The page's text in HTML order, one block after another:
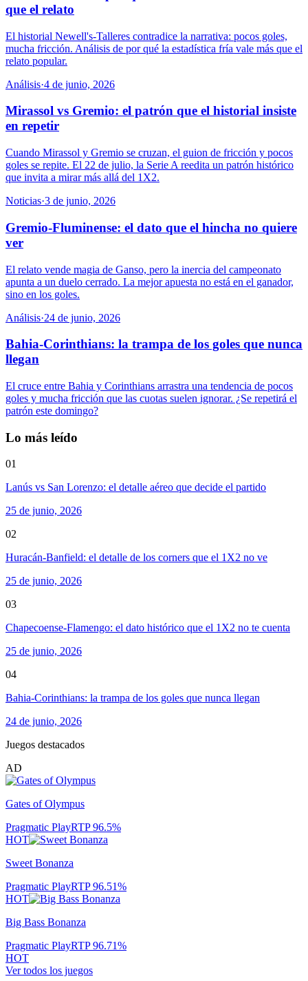
que el relato
El historial Newell's-Talleres contradice la narrativa: pocos goles,
mucha fricción. Análisis de por qué la estadística fría vale más que el
relato popular.
Análisis·4 de junio, 2026
Mirassol vs Gremio: el patrón que el historial insiste
en repetir
Cuando Mirassol y Gremio se cruzan, el guion de fricción y pocos
goles se repite. El 22 de julio, la Serie A reedita un patrón histórico
que invita a mirar más allá del 1X2.
Noticias·3 de junio, 2026
Gremio-Fluminense: el dato que el hincha no quiere
ver
El relato vende magia de Ganso, pero la inercia del campeonato
apunta a un duelo cerrado. La mejor apuesta no está en el ganador,
sino en los goles.
Análisis·24 de junio, 2026
Bahia-Corinthians: la trampa de los goles que nunca
llegan
El cruce entre Bahia y Corinthians arrastra una tendencia de pocos
goles y mucha fricción que las cuotas suelen ignorar. ¿Se repetirá el
patrón este domingo?
Lo más leído
01
Lanús vs San Lorenzo: el detalle aéreo que decide el partido
25 de junio, 2026
02
Huracán-Banfield: el detalle de los corners que el 1X2 no ve
25 de junio, 2026
03
Chapecoense-Flamengo: el dato histórico que el 1X2 no te cuenta
25 de junio, 2026
04
Bahia-Corinthians: la trampa de los goles que nunca llegan
24 de junio, 2026
Juegos destacados
AD
Gates of Olympus
Pragmatic PlayRTP96.5%
HOT
Sweet Bonanza
Pragmatic PlayRTP96.51%
HOT
Big Bass Bonanza
Pragmatic PlayRTP96.71%
HOT
Ver todos los juegos